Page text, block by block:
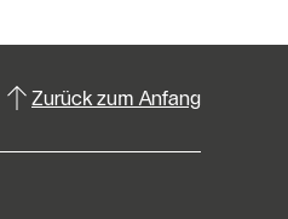
Zurück zum Anfang